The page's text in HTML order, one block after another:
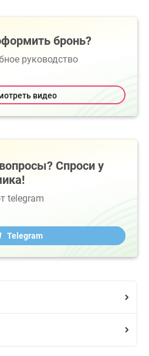
бронь?
руководство
видео
Спроси у
telegram
Telegram